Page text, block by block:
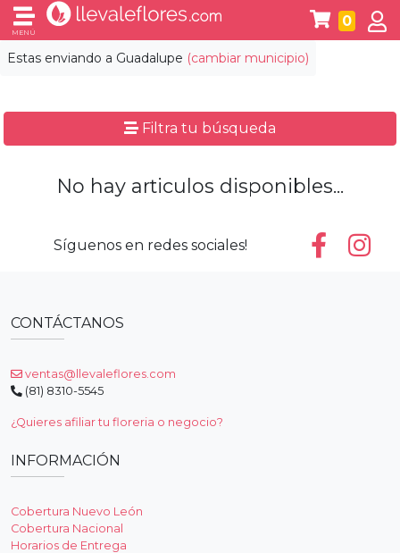
Estas enviando a Guadalupe (cambiar municipio)
MENÚ
0
Filtra tu búsqueda
No hay articulos disponibles...
Síguenos en redes sociales!
CONTÁCTANOS
ventas@llevaleflores.com
(81) 8310-5545
¿Quieres afiliar tu floreria o negocio?
INFORMACIÓN
Cobertura Nuevo León
Cobertura Nacional
Horarios de Entrega